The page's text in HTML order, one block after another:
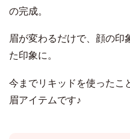
の完成。
眉が変わるだけで、顔の印
た印象に。
今までリキッドを使ったこ
眉アイテムです♪